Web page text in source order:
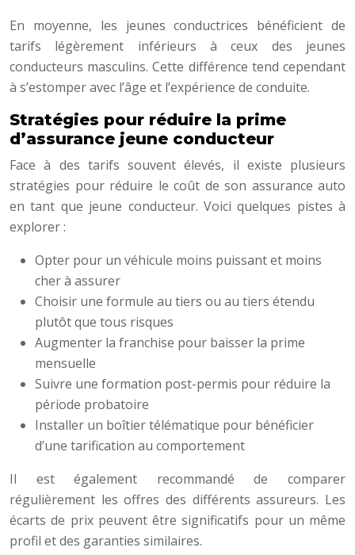
En moyenne, les jeunes conductrices bénéficient de
tarifs légèrement inférieurs à ceux des jeunes
conducteurs masculins. Cette différence tend cependant
à s’estomper avec l’âge et l’expérience de conduite.
Stratégies pour réduire la prime
d’assurance jeune conducteur
Face à des tarifs souvent élevés, il existe plusieurs
stratégies pour réduire le coût de son assurance auto
en tant que jeune conducteur. Voici quelques pistes à
explorer :
Opter pour un véhicule moins puissant et moins
cher à assurer
Choisir une formule au tiers ou au tiers étendu
plutôt que tous risques
Augmenter la franchise pour baisser la prime
mensuelle
Suivre une formation post-permis pour réduire la
période probatoire
Installer un boîtier télématique pour bénéficier
d’une tarification au comportement
Il est également recommandé de comparer
régulièrement les offres des différents assureurs. Les
écarts de prix peuvent être significatifs pour un même
profil et des garanties similaires.